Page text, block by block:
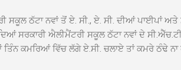
ਸਕੂਲ ਠੱਟਾ ਨਵਾਂ ਤੋਂ ਏ. ਸੀ., ਏ. ਸੀ. ਦੀਆਂ ਪਾਈਪਾਂ ਅਤੇ
ਸਰਕਾਰੀ ਐਲੀਮੈਂਟਰੀ ਸਕੂਲ ਠੱਟਾ ਨਵਾਂ ਦੇ
ਕਮਰਿਆਂ ਵਿੱਚ ਲੱਗੇ ਏ.ਸੀ. ਚਲਾਏ ਤਾਂ ਕਮਰੇ ਠੰਢੇ